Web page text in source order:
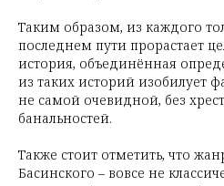
Таким образом, из каждого
последнем пути прорастает
история, объединённая
из таких историй изобилует
не самой очевидной, без
банальностей.
Также стоит отметить, что
Басинского – вовсе не